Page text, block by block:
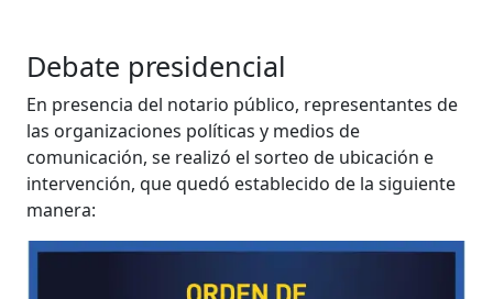
Debate presidencial
En presencia del notario público, representantes de
las organizaciones políticas y medios de
comunicación, se realizó el sorteo de ubicación e
intervención, que quedó establecido de la siguiente
manera: